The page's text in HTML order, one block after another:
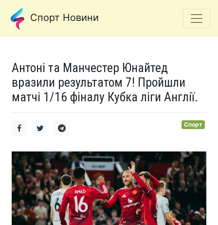
Спорт Новини
Антоні та Манчестер Юнайтед
вразили результатом 7! Пройшли
матчі 1/16 фіналу Кубка ліги Англії.
Спорт